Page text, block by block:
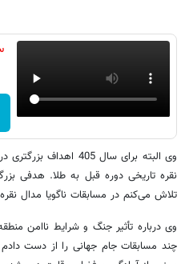
وی البته برای سال 405
نقره تاریخی دوره قبل به طلا. هدفی
تلاش می‌کنم در مسابقات ناگویا مدال
وی درباره تأثیر جنگ و شرایط ناامن
چند مسابقات جام جهانی را از دست